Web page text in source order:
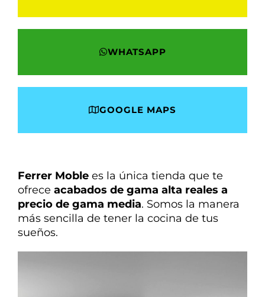
WHATSAPP
GOOGLE MAPS
Ferrer Moble es la única tienda que te
ofrece acabados de gama alta reales a
precio de gama media. Somos la manera
más sencilla de tener la cocina de tus
sueños.